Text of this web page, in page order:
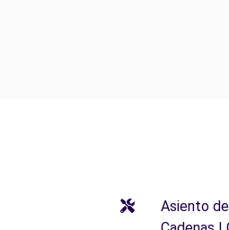
Asiento